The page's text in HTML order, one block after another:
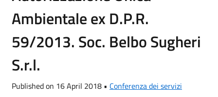
Ambientale ex D.P.R.
59/2013. Soc. Belbo Sugheri
S.r.l.
Published on 16 April 2018 • Conferenza dei servizi